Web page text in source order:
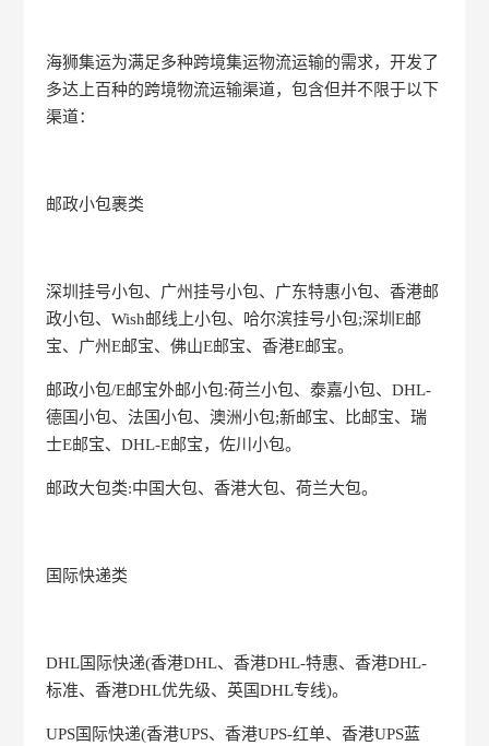
海狮集运为满足多种跨境集运物流运输的需求，开发了
多达上百种的跨境物流运输渠道，包含但并不限于以下
渠道：
邮政小包裹类
深圳挂号小包、广州挂号小包、广东特惠小包、香港邮
政小包、Wish邮线上小包、哈尔滨挂号小包;深圳E邮
宝、广州E邮宝、佛山E邮宝、香港E邮宝。
邮政小包/E邮宝外邮小包:荷兰小包、泰嘉小包、DHL-
德国小包、法国小包、澳洲小包;新邮宝、比邮宝、瑞
士E邮宝、DHL-E邮宝，佐川小包。
邮政大包类:中国大包、香港大包、荷兰大包。
国际快递类
DHL国际快递(香港DHL、香港DHL-特惠、香港DHL-
标准、香港DHL优先级、英国DHL专线)。
UPS国际快递(香港UPS、香港UPS-红单、香港UPS蓝